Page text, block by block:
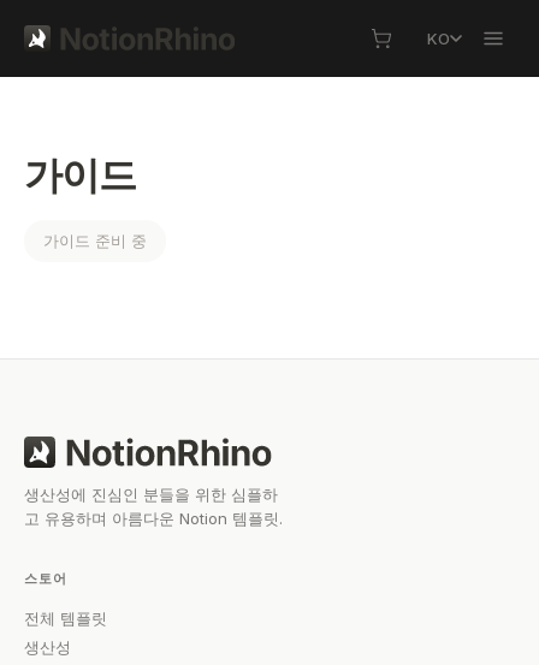
KO
가이드
가이드 준비 중
생산성에 진심인 분들을 위한 심플하
고 유용하며 아름다운 Notion 템플릿.
스토어
전체 템플릿
생산성